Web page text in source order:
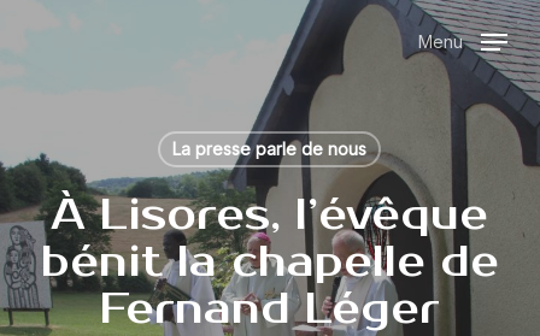
Menu
La presse parle de nous
À Lisores, l’évêque
bénit la chapelle de
Fernand Léger